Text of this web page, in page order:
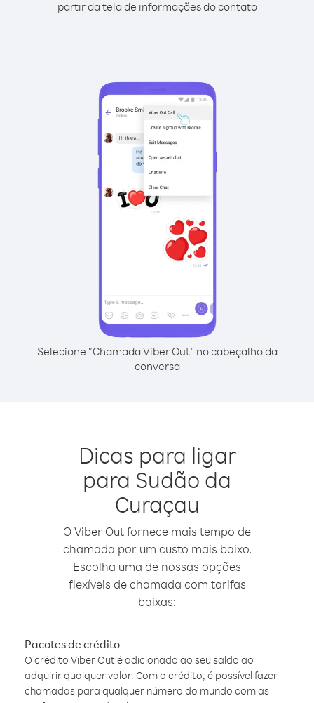
partir da tela de informações do contato
Selecione “Chamada Viber Out” no cabeçalho da
conversa
Dicas para ligar
para Sudão da
Curaçau
O Viber Out fornece mais tempo de
chamada por um custo mais baixo.
Escolha uma de nossas opções
flexíveis de chamada com tarifas
baixas:
Pacotes de crédito
O crédito Viber Out é adicionado ao seu saldo ao
adquirir qualquer valor. Com o crédito, é possível fazer
chamadas para qualquer número do mundo com as